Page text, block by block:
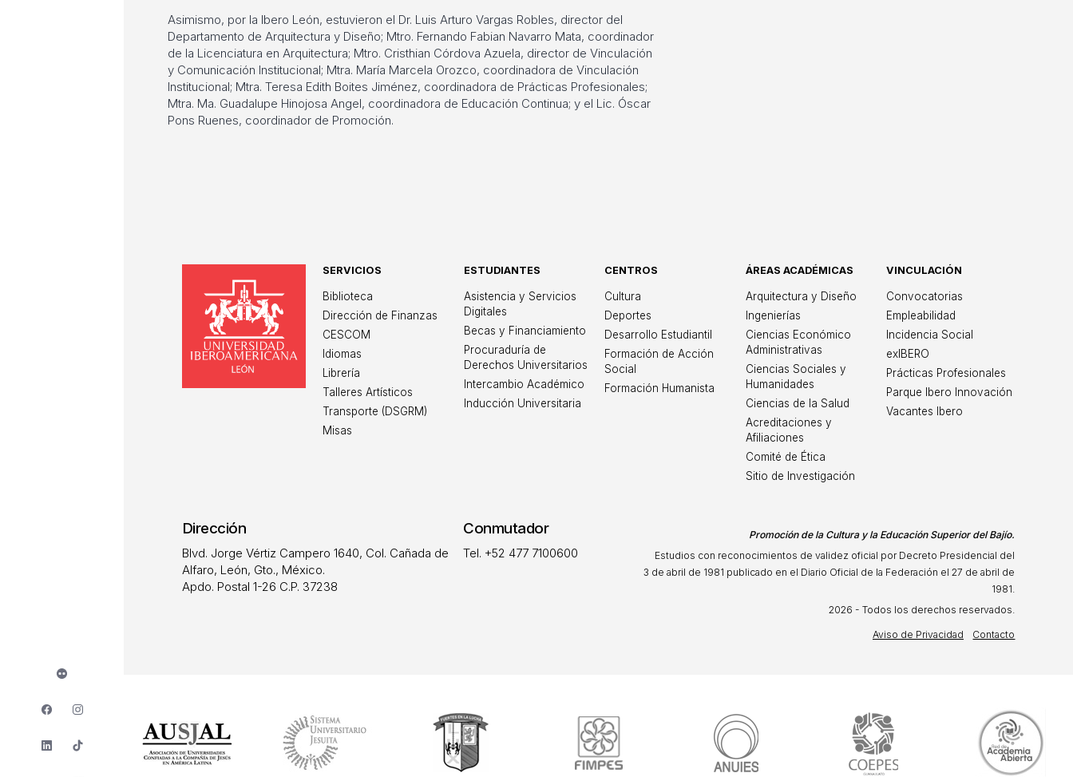
Asimismo, por la Ibero León, estuvieron el Dr. Luis Arturo Vargas Robles, director del
Departamento de Arquitectura y Diseño; Mtro. Fernando Fabian Navarro Mata, coordinador
de la Licenciatura en Arquitectura; Mtro. Cristhian Córdova Azuela, director de Vinculación
y Comunicación Institucional; Mtra. María Marcela Orozco, coordinadora de Vinculación
Institucional; Mtra. Teresa Edith Boites Jiménez, coordinadora de Prácticas Profesionales;
Mtra. Ma. Guadalupe Hinojosa Angel, coordinadora de Educación Continua; y el Lic. Óscar
Pons Ruenes, coordinador de Promoción.
Universidad Iberoamericana León
SERVICIOS
Biblioteca
Dirección de Finanzas
CESCOM
Idiomas
Librería
Talleres Artísticos
Transporte (DSGRM)
Misas
ESTUDIANTES
Asistencia y Servicios
Digitales
Becas y Financiamiento
Procuraduría de
Derechos Universitarios
Intercambio Académico
Inducción Universitaria
CENTROS
Cultura
Deportes
Desarrollo Estudiantil
Formación de Acción
Social
Formación Humanista
ÁREAS ACADÉMICAS
Arquitectura y Diseño
Ingenierías
Ciencias Económico
Administrativas
Ciencias Sociales y
Humanidades
Ciencias de la Salud
Acreditaciones y
Afiliaciones
Comité de Ética
Sitio de Investigación
VINCULACIÓN
Convocatorias
Empleabilidad
Incidencia Social
exIBERO
Prácticas Profesionales
Parque Ibero Innovación
Vacantes Ibero
Dirección
Blvd. Jorge Vértiz Campero 1640, Col. Cañada de
Alfaro, León, Gto., México.
Apdo. Postal 1-26 C.P. 37238
Conmutador
Tel. +52 477 7100600
Promoción de la Cultura y la Educación Superior del Bajío.
Estudios con reconocimientos de validez oficial por Decreto Presidencial del
3 de abril de 1981 publicado en el Diario Oficial de la Federación el 27 de abril de
1981.
2026 - Todos los derechos reservados.
Aviso de Privacidad Contacto